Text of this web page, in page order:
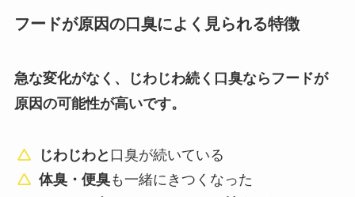
フードが原因の口臭によく見られる特徴
急な変化がなく、じわじわ続く口臭ならフードが
原因の可能性が高いです。
じわじわと 口臭が続いている
体臭・便臭も一緒にきつくなった